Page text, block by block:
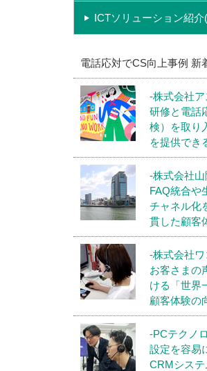
ICTソリューション紹介
電話応対でCS向上事例 新
-株式会社
研修と電話
検）を取り
を提供でき
-株式会社
FAQ統合や
チャネル化
貫した顧客
-株式会社
お客さまの
ける「世界
顧客体験の
-PCテクノ
設定を容易
CRMシス